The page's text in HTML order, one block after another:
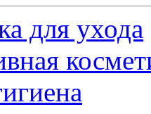
для ухода